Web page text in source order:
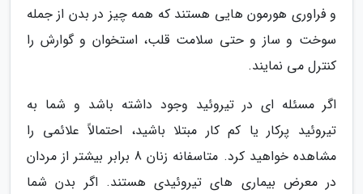
و فراوری هورمون هایی هستند که همه چیز در بدن از جمله
سوخت و ساز و حتی سلامت قلب، استخوان و گوارش را
کنترل می نمایند.
اگر مسئله ای در تیروئید وجود داشته باشد و شما به
تیروئید پرکار یا کم کار مبتلا باشید، احتمالاً علائمی را
مشاهده خواهید کرد. متاسفانه زنان 8 برابر بیشتر از مردان
در معرض بیماری های تیروئیدی هستند. اگر بدن شما